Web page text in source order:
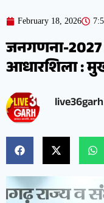
February 18, 2026
जनगणना-2027
आधारशिला :
live36garh